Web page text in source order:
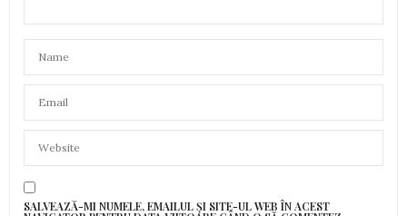
SALVEAZĂ-MI NUMELE, EMAILUL ȘI SITE-UL WEB ÎN ACEST